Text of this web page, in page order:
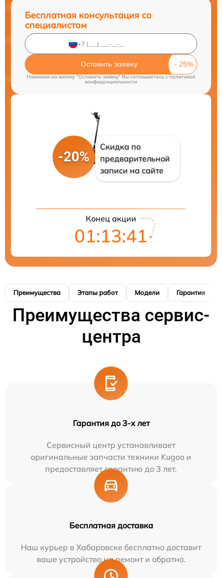
Бесплатная консультация со
специалистом
Оставить заявку
Нажимая на кнопку "Оставить заявку" Вы соглашаетесь cполитикой
конфиденциальности
-20%
Скидка по
предварительной
записи на сайте
Конец акции
01:13:40
Преимущества Этапы работ Модели Гарантия
Преимущества сервис-
центра
Гарантия до 3-х лет
Сервисный центр устанавливает
оригинальные запчасти техники Kugoo и
предоставляет гарантию до 3 лет.
Бесплатная доставка
Наш курьер в Хабаровске бесплатно доставит
ваше устройство на ремонт и обратно.